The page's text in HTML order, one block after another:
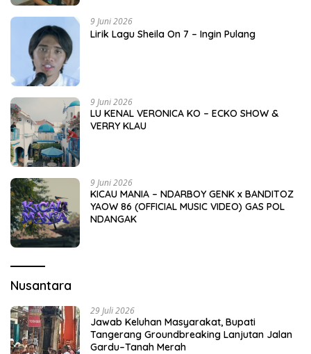
9 Juni 2026
Lirik Lagu Sheila On 7 – Ingin Pulang
9 Juni 2026
LU KENAL VERONICA KO – ECKO SHOW &
VERRY KLAU
9 Juni 2026
KICAU MANIA – NDARBOY GENK x BANDITOZ
YAOW 86 (OFFICIAL MUSIC VIDEO) GAS POL
NDANGAK
Nusantara
29 Juli 2026
Jawab Keluhan Masyarakat, Bupati
Tangerang Groundbreaking Lanjutan Jalan
Gardu–Tanah Merah